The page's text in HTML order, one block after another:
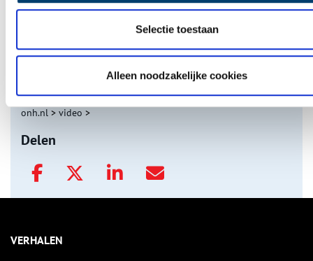
Selectie toestaan
Alleen noodzakelijke cookies
Nederlandse autofabrieken van vroeger
onh.nl > video >
Delen
VERHALEN